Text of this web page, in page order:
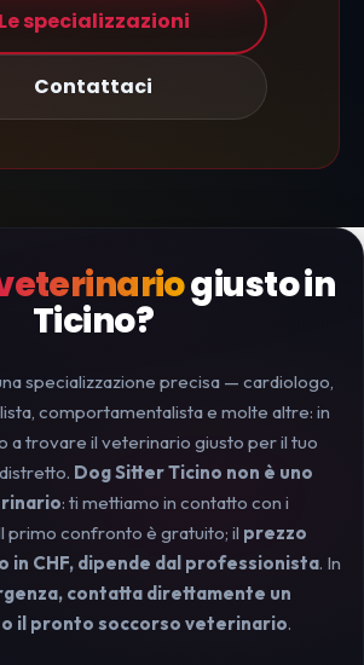
Le specializzazioni
Contattaci
giusto in
Ticino?
specializzazione precisa — cardiologo,
comportamentalista e molte altre: in
a trovare il veterinario giusto per il tuo
Dog Sitter Ticino non è uno
: ti mettiamo in contatto con i
primo confronto è gratuito; il prezzo
in CHF, dipende dal professionista. In
contatta direttamente un
il pronto soccorso veterinario.